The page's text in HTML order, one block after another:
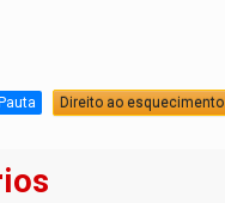
Direito ao esquecimento